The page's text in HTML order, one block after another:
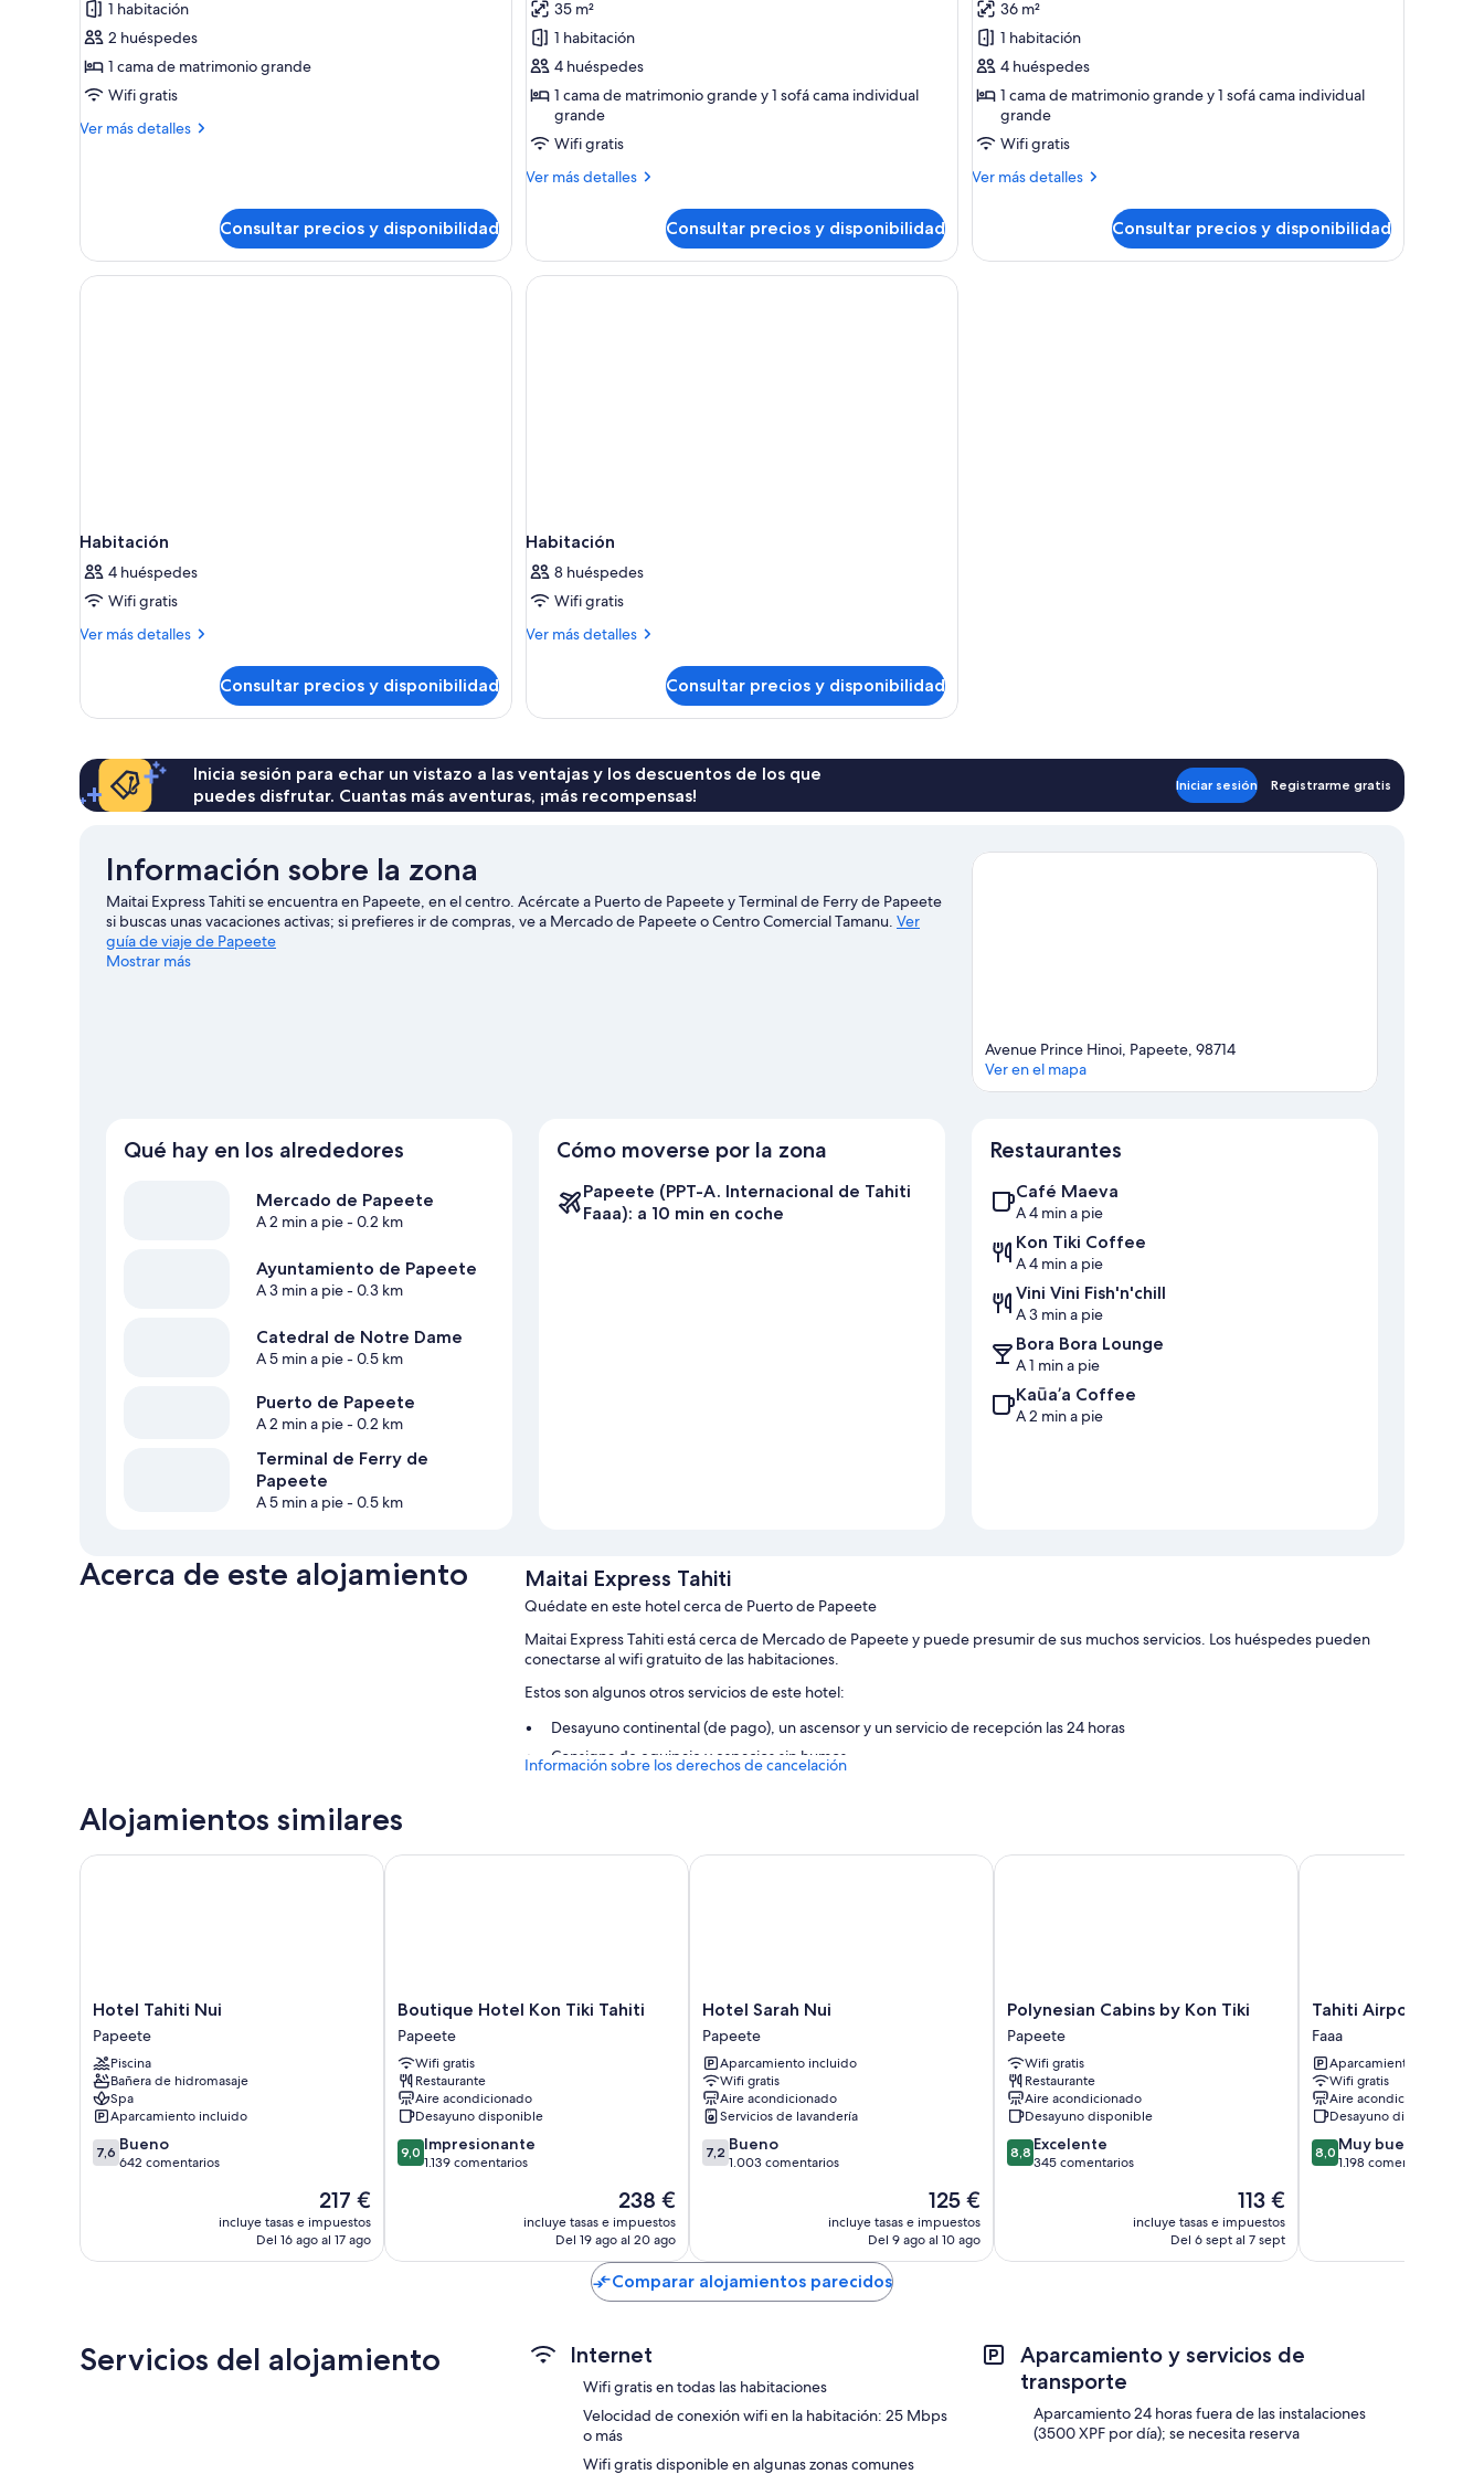
Habitación
estándar
1 habitación
2 huéspedes
1 cama de matrimonio grande
Wifi gratis
Ver más detalles
Más
Consultar precios y disponibilidad
Suite
estándar
35 m²
1 habitación
4 huéspedes
1 cama de matrimonio grande y 1 sofá cama individual
grande
Wifi gratis
Ver más detalles
Más
estándar
Consultar precios y disponibilidad
Suite
Signature
36 m²
1 habitación
4 huéspedes
1 cama de matrimonio grande y 1 sofá cama individual
grande
Wifi gratis
Ver más detalles
Más
Signature
Consultar precios y disponibilidad
Habitación
4 huéspedes
Wifi gratis
Ver más detalles
Más
Consultar precios y disponibilidad
Habitación
8 huéspedes
Wifi gratis
Ver más detalles
Más
Consultar precios y disponibilidad
Inicia sesión para echar un vistazo a las ventajas y los descuentos de los que
puedes disfrutar. Cuantas más aventuras, ¡más recompensas!
Iniciar sesión Registrarme gratis
Información sobre la zona
Maitai Express Tahiti se encuentra en Papeete, en el centro. Acércate a Puerto de Papeete y Terminal de Ferry de Papeete
si buscas unas vacaciones activas; si prefieres ir de compras, ve a Mercado de Papeete o Centro Comercial Tamanu. Ver
guía de viaje de Papeete
Mostrar más
Avenue Prince Hinoi, Papeete, 98714
Ver en el mapa
Qué hay en los alrededores
Mercado de Papeete
A 2 min a pie- 0.2 km
Ayuntamiento de Papeete
A 3 min a pie- 0.3 km
Catedral de Notre Dame
A 5 min a pie- 0.5 km
Puerto de Papeete
A 2 min a pie- 0.2 km
Terminal de Ferry de
Papeete
A 5 min a pie- 0.5 km
Cómo moverse por la zona
Papeete (PPT-A. Internacional de Tahiti
Faaa): a 10 min en coche
Restaurantes
Café Maeva
A 4 min a pie
Kon Tiki Coffee
A 4 min a pie
Vini Vini Fish'n'chill
A 3 min a pie
Bora Bora Lounge
A 1 min a pie
Kaūa’a Coffee
A 2 min a pie
Acerca de este alojamiento Maitai Express Tahiti
Quédate en este hotel cerca de Puerto de Papeete
Maitai Express Tahiti está cerca de Mercado de Papeete y puede presumir de sus muchos servicios. Los huéspedes pueden
conectarse al wifi gratuito de las habitaciones.
Estos son algunos otros servicios de este hotel:
Desayuno continental (de pago), un ascensor y un servicio de recepción las 24 horas
Consigna de equipaje y espacios sin humos
no hablar de comodidades tales como wifi gratis y cajas fuertes.
Información sobre los derechos de cancelación
Alojamientos similares
Hotel
Tahiti
Nui
Papeete
Hotel Tahiti Nui
Papeete
Piscina
Bañera de hidromasaje
Spa
Aparcamiento incluido
7.6
sobre
7,6 Bueno
642 comentarios
El
precio
actual
217 €
incluye tasas e impuestos
Del 16 ago al 17 ago
Hotel Tahiti Nui
Boutique
Hotel
Kon
Tiki
Tahiti
Papeete
Boutique Hotel Kon Tiki Tahiti
Papeete
Wifi gratis
Restaurante
Aire acondicionado
Desayuno disponible
9.0
sobre
9,0 Impresionante
1.139 comentarios
El
precio
actual
de
238 €
238 €
incluye tasas e impuestos
Del 19 ago al 20 ago
Boutique Hotel Kon Tiki Tahiti
Hotel
Sarah
Nui
Papeete
Hotel Sarah Nui
Papeete
Aparcamiento incluido
Wifi gratis
Aire acondicionado
Servicios de lavandería
7.2
sobre
7,2 Bueno
1.003 comentarios
El
precio
actual
125 €
incluye tasas e impuestos
Del 9 ago al 10 ago
Hotel Sarah Nui
Polynesian
Cabins
by
Kon
Tiki
Papeete
Polynesian Cabins by Kon Tiki
Papeete
Wifi gratis
Restaurante
Aire acondicionado
Desayuno disponible
8.8
sobre
8,8 Excelente
345 comentarios
El
precio
actual
113 €
incluye tasas e impuestos
Del 6 sept al 7 sept
Polynesian Cabins by Kon Tiki
Tahiti
Airport
Motel
Faaa
Tahiti Airport Motel
Faaa
Aparcamiento incluido
Wifi gratis
Aire acondicionado
Desayuno disponible
8.0
sobre
8,0 Muy bueno
1.198 comentarios
Tahiti Airport Motel
Comparar alojamientos parecidos
Servicios del alojamiento Internet
Wifi gratis en todas las habitaciones
Velocidad de conexión wifi en la habitación: 25 Mbps
o más
Wifi gratis disponible en algunas zonas comunes
Aparcamiento y servicios de
transporte
Aparcamiento 24 horas fuera de las instalaciones
(3500 XPF por día); se necesita reserva